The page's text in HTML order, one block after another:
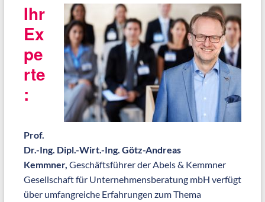
Ihr
Ex
pe
rte
:
Prof.
Dr.-Ing. Dipl.-Wirt.-Ing. Götz-Andreas
Kemmner, Geschäftsführer der Abels & Kemmner
Gesellschaft für Unternehmensberatung mbH verfügt
über umfangreiche Erfahrungen zum Thema